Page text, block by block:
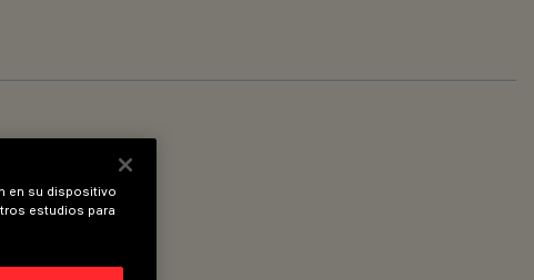
en su dispositivo
estudios para